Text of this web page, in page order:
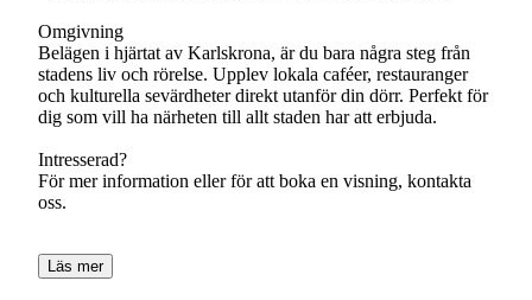
Omgivning
Belägen i hjärtat av Karlskrona, är du bara några steg från
stadens liv och rörelse. Upplev lokala caféer, restauranger
och kulturella sevärdheter direkt utanför din dörr. Perfekt för
dig som vill ha närheten till allt staden har att erbjuda.
Intresserad?
För mer information eller för att boka en visning, kontakta
oss.
Läs mer